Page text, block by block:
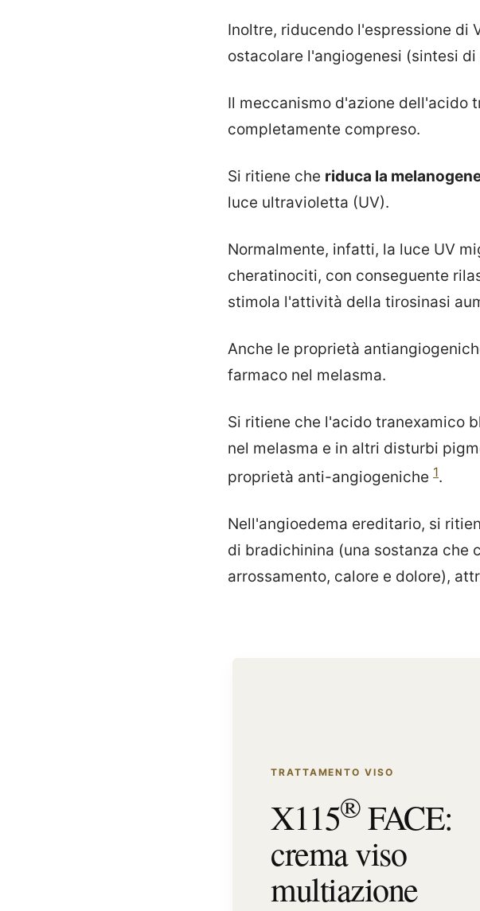
Inoltre, riducendo l'espressione di
ostacolare l'angiogenesi (sintesi
Il meccanismo d'azione dell'acido
completamente compreso.
Si ritiene che riduca la
luce ultravioletta (UV).
Normalmente, infatti, la luce UV
cheratinociti, con conseguente
stimola l'attività della tirosinasi
Anche le proprietà
farmaco nel melasma.
Si ritiene che l'acido tranexamico
nel melasma e in altri disturbi
proprietà anti-angiogeniche 1.
Nell'angioedema ereditario, si
di bradichinina (una sostanza che
arrossamento, calore e dolore),
TRATTAMENTO VISO
X115®FACE:
crema viso
multiazione